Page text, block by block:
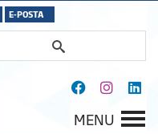
E-POSTA
MENU